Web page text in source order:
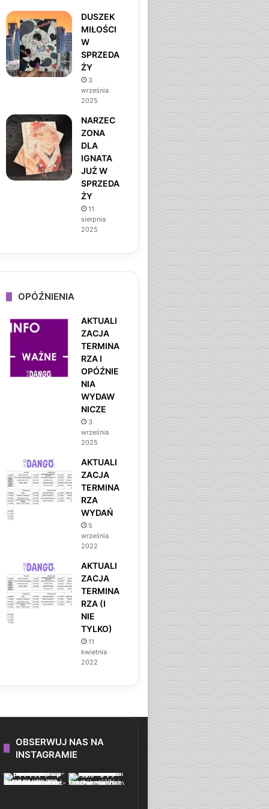
DUSZEK
MIŁOŚCI
W
SPRZEDA
ŻY
3
września
2025
NARZEC
ZONA
DLA
IGNATA
JUŻ W
SPRZEDA
ŻY
11
sierpnia
2025
OPÓŹNIENIA
AKTUALI
ZACJA
TERMINA
RZA I
OPÓŹNIE
NIA
WYDAW
NICZE
3
września
2025
AKTUALI
ZACJA
TERMINA
RZA
WYDAŃ
5
września
2022
AKTUALI
ZACJA
TERMINA
RZA (I
NIE
TYLKO)
11
kwietnia
2022
OBSERWUJ NAS NA
INSTAGRAMIE